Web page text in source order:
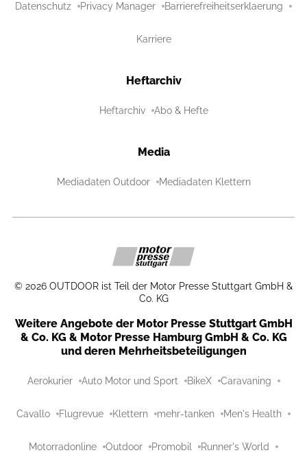
Datenschutz Privacy Manager Barrierefreiheitserklaerung
Karriere
Heftarchiv
Heftarchiv Abo & Hefte
Media
Mediadaten Outdoor Mediadaten Klettern
© 2026 OUTDOOR ist Teil der Motor Presse Stuttgart GmbH &
Co. KG
Weitere Angebote der Motor Presse Stuttgart GmbH
& Co. KG & Motor Presse Hamburg GmbH & Co. KG
und deren Mehrheitsbeteiligungen
Aerokurier Auto Motor und Sport BikeX Caravaning
Cavallo Flugrevue Klettern mehr-tanken Men's Health
Motorradonline Outdoor Promobil Runner's World